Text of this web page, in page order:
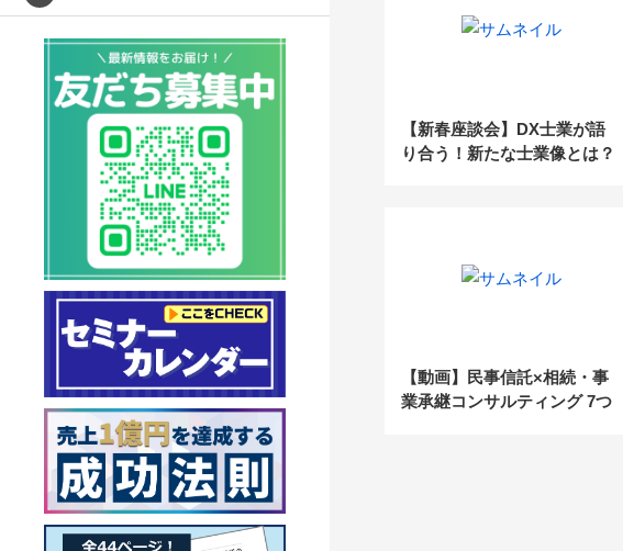
【新春座談会】DX士業が語
り合う！新たな士業像とは？
【動画】民事信託×相続・事
業承継コンサルティング 7つ